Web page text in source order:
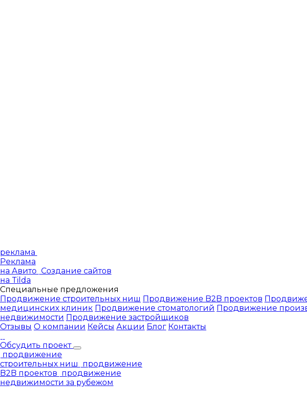
реклама
Реклама
на Авито Создание сайтов
на Tilda
Специальные предложения
Продвижение строительных ниш Продвижение B2B проектов
медицинских клиник Продвижение стоматологий Продвижение
недвижимости Продвижение застройщиков
Отзывы О компании Кейсы Акции Блог Контакты
Обсудить проект
продвижение
строительных ниш
продвижение
B2B проектов продвижение
недвижимости за рубежом